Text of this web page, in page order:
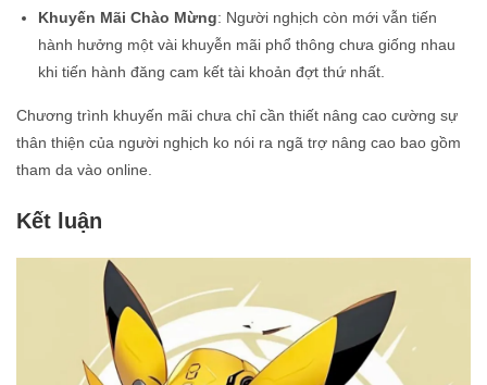
Khuyến Mãi Chào Mừng: Người nghịch còn mới vẫn tiến
hành hưởng một vài khuyễn mãi phổ thông chưa giống nhau
khi tiến hành đăng cam kết tài khoản đợt thứ nhất.
Chương trình khuyến mãi chưa chỉ cần thiết nâng cao cường sự
thân thiện của người nghịch ko nói ra ngã trợ nâng cao bao gồm
tham da vào online.
Kết luận